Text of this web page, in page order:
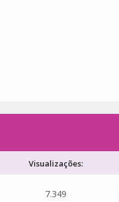
Visualizações:
7.349